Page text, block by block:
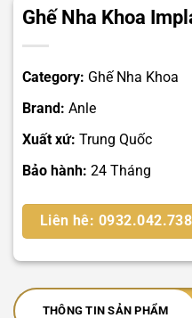
Ghế Nha Khoa
Category: Ghế Nha Khoa
Brand: Anle
Xuất xứ: Trung Quốc
Bảo hành: 24 Tháng
Liên hê: 0932.042.738
THÔNG TIN SẢN PHẨM